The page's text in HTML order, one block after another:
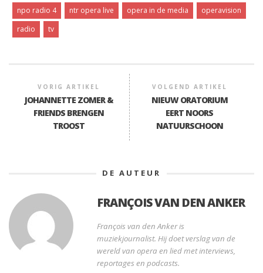
npo radio 4 ntr opera live opera in de media
operavision
radio
tv
VORIG ARTIKEL
JOHANNETTE ZOMER &
FRIENDS BRENGEN
TROOST
VOLGEND ARTIKEL
NIEUW ORATORIUM
EERT NOORS
NATUURSCHOON
DE AUTEUR
FRANÇOIS VAN DEN ANKER
François van den Anker is
muziekjournalist. Hij doet verslag van de
wereld van opera en lied met interviews,
reportages en podcasts.